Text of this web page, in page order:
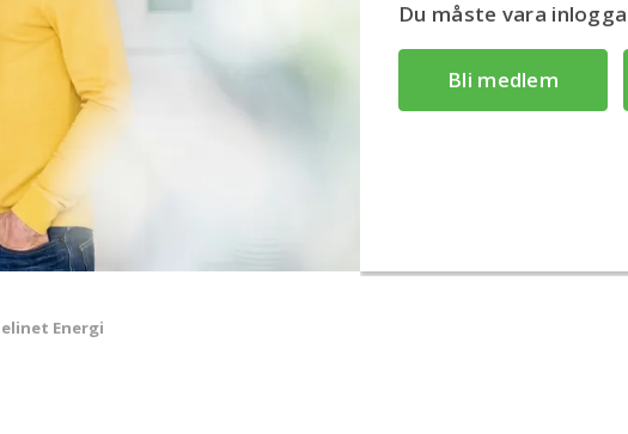
Du måste vara
Bli medlem
Energi